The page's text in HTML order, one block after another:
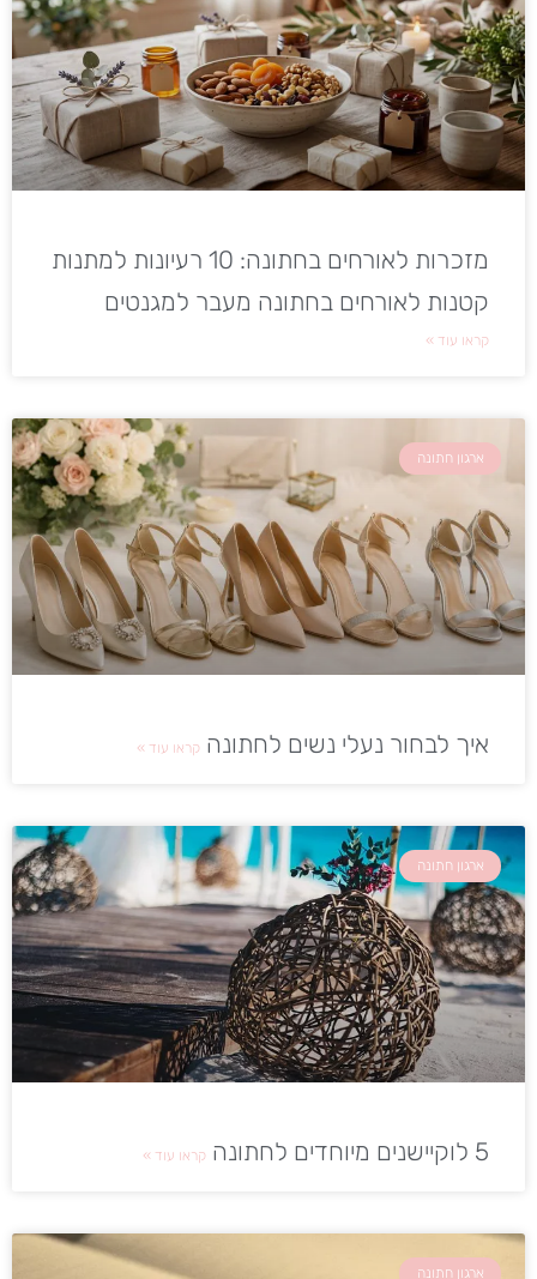
מזכרות לאורחים בחתונה: 10 רעיונות למתנות
קטנות לאורחים בחתונה מעבר למגנטים
קראו עוד »
ארגון חתונה
איך לבחור נעלי נשים לחתונה קראו עוד »
ארגון חתונה
5 לוקיישנים מיוחדים לחתונה קראו עוד »
ארגון חתונה